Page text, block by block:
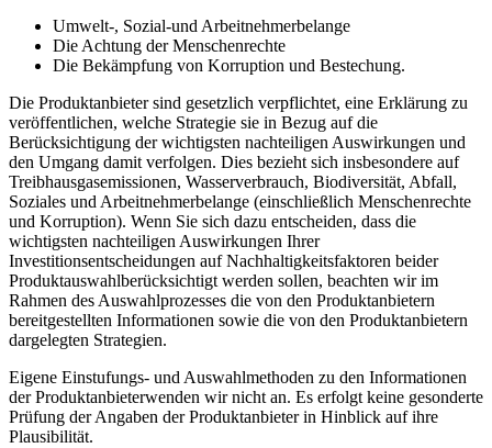
Umwelt-, Sozial-und Arbeitnehmerbelange
Die Achtung der Menschenrechte
Die Bekämpfung von Korruption und Bestechung.
Die Produktanbieter sind gesetzlich verpflichtet, eine Erklärung zu
veröffentlichen, welche Strategie sie in Bezug auf die
Berücksichtigung der wichtigsten nachteiligen Auswirkungen und
den Umgang damit verfolgen. Dies bezieht sich insbesondere auf
Treibhausgasemissionen, Wasserverbrauch, Biodiversität, Abfall,
Soziales und Arbeitnehmerbelange (einschließlich Menschenrechte
und Korruption). Wenn Sie sich dazu entscheiden, dass die
wichtigsten nachteiligen Auswirkungen Ihrer
Investitionsentscheidungen auf Nachhaltigkeitsfaktoren beider
Produktauswahlberücksichtigt werden sollen, beachten wir im
Rahmen des Auswahlprozesses die von den Produktanbietern
bereitgestellten Informationen sowie die von den Produktanbietern
dargelegten Strategien.
Eigene Einstufungs- und Auswahlmethoden zu den Informationen
der Produktanbieterwenden wir nicht an. Es erfolgt keine gesonderte
Prüfung der Angaben der Produktanbieter in Hinblick auf ihre
Plausibilität.